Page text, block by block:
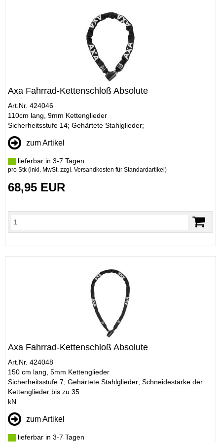
Axa Fahrrad-Kettenschloß Absolute
Art.Nr. 424046
110cm lang, 9mm Kettenglieder
Sicherheitsstufe 14; Gehärtete Stahlglieder;
zum Artikel
lieferbar in 3-7 Tagen
pro Stk (inkl. MwSt. zzgl. Versandkosten für Standardartikel )
68,95 EUR
Axa Fahrrad-Kettenschloß Absolute
Art.Nr. 424048
150 cm lang, 5mm Kettenglieder
Sicherheitsstufe 7; Gehärtete Stahlglieder; Schneidestärke der
Kettenglieder bis zu 35
kN
zum Artikel
lieferbar in 3-7 Tagen